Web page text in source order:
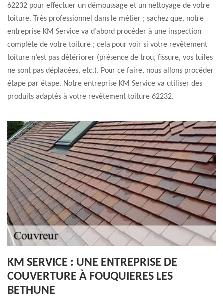
62232 pour effectuer un démoussage et un nettoyage de votre
toiture. Très professionnel dans le métier ; sachez que, notre
entreprise KM Service va d’abord procéder à une inspection
complète de votre toiture ; cela pour voir si votre revêtement
toiture n’est pas détériorer (présence de trou, fissure, vos tuiles
ne sont pas déplacées, etc.). Pour ce faire, nous allons procéder
étape par étape. Notre entreprise KM Service va utiliser des
produits adaptés à votre revêtement toiture 62232.
KM SERVICE : UNE ENTREPRISE DE
COUVERTURE À FOUQUIERES LES
BETHUNE